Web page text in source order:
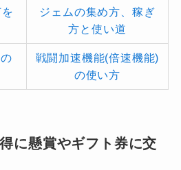
ジェムの集め方、稼ぎ
方と使い道
戦闘加速機能(倍速機能)
の使い方
に懸賞やギフト券に交